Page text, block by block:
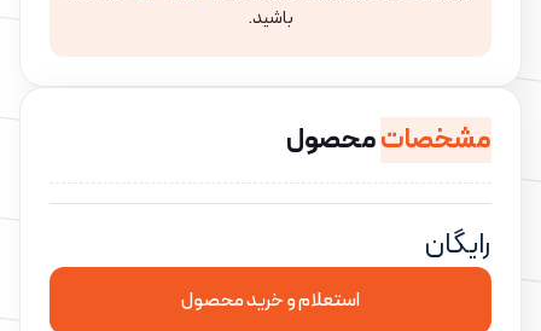
باشید.
مشخصاتمحصول
رایگان
استعلام و خرید محصول